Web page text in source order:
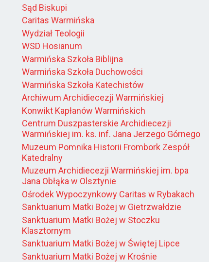
Sąd Biskupi
Caritas Warmińska
Wydział Teologii
WSD Hosianum
Warmińska Szkoła Biblijna
Warmińska Szkoła Duchowości
Warmińska Szkoła Katechistów
Archiwum Archidiecezji Warmińskiej
Konwikt Kapłanów Warmińskich
Centrum Duszpasterskie Archidiecezji
Warmińskiej im. ks. inf. Jana Jerzego Górnego
Muzeum Pomnika Historii Frombork Zespół
Katedralny
Muzeum Archidiecezji Warmińskiej im. bpa
Jana Obłąka w Olsztynie
Ośrodek Wypoczynkowy Caritas w Rybakach
Sanktuarium Matki Bożej w Gietrzwałdzie
Sanktuarium Matki Bożej w Stoczku
Klasztornym
Sanktuarium Matki Bożej w Świętej Lipce
Sanktuarium Matki Bożej w Krośnie